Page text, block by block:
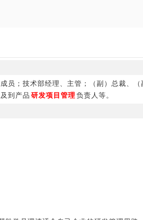
员；技术部经理、主管；（副）总裁、
到产品 研发项目管理负责人等。